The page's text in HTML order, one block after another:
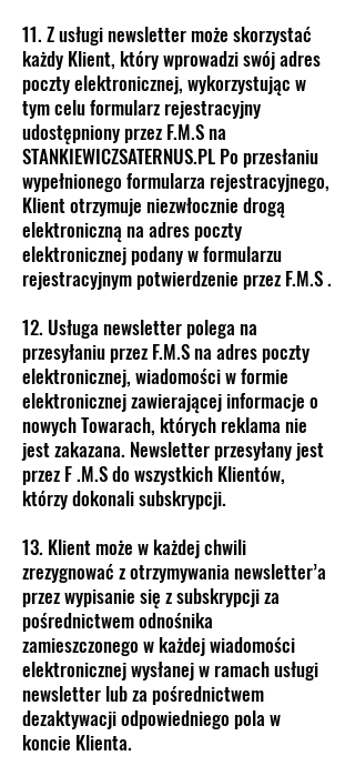
11. Z usługi newsletter może skorzystać
każdy Klient, który wprowadzi swój adres
poczty elektronicznej, wykorzystując w
tym celu formularz rejestracyjny
udostępniony przez F.M.S na
STANKIEWICZSATERNUS.PL Po przesłaniu
wypełnionego formularza rejestracyjnego,
Klient otrzymuje niezwłocznie drogą
elektroniczną na adres poczty
elektronicznej podany w formularzu
rejestracyjnym potwierdzenie przez F.M.S .
12. Usługa newsletter polega na
przesyłaniu przez F.M.S na adres poczty
elektronicznej, wiadomości w formie
elektronicznej zawierającej informacje o
nowych Towarach, których reklama nie
jest zakazana. Newsletter przesyłany jest
przez F .M.S do wszystkich Klientów,
którzy dokonali subskrypcji.
13. Klient może w każdej chwili
zrezygnować z otrzymywania newsletter’a
przez wypisanie się z subskrypcji za
pośrednictwem odnośnika
zamieszczonego w każdej wiadomości
elektronicznej wysłanej w ramach usługi
newsletter lub za pośrednictwem
dezaktywacji odpowiedniego pola w
koncie Klienta.